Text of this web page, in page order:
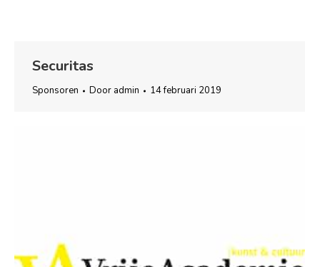
Securitas
Sponsoren Door admin 14 februari 2019